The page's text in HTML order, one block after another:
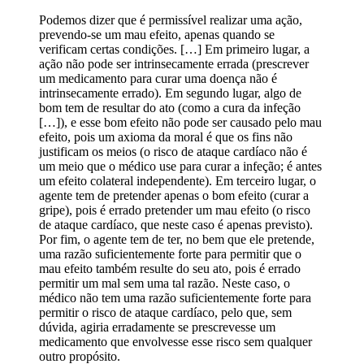
Podemos dizer que é permissível realizar uma ação,
prevendo-se um mau efeito, apenas quando se
verificam certas condições. […] Em primeiro lugar, a
ação não pode ser intrinsecamente errada (prescrever
um medicamento para curar uma doença não é
intrinsecamente errado). Em segundo lugar, algo de
bom tem de resultar do ato (como a cura da infeção
[…]), e esse bom efeito não pode ser causado pelo mau
efeito, pois um axioma da moral é que os fins não
justificam os meios (o risco de ataque cardíaco não é
um meio que o médico use para curar a infeção; é antes
um efeito colateral independente). Em terceiro lugar, o
agente tem de pretender apenas o bom efeito (curar a
gripe), pois é errado pretender um mau efeito (o risco
de ataque cardíaco, que neste caso é apenas previsto).
Por fim, o agente tem de ter, no bem que ele pretende,
uma razão suficientemente forte para permitir que o
mau efeito também resulte do seu ato, pois é errado
permitir um mal sem uma tal razão. Neste caso, o
médico não tem uma razão suficientemente forte para
permitir o risco de ataque cardíaco, pelo que, sem
dúvida, agiria erradamente se prescrevesse um
medicamento que envolvesse esse risco sem qualquer
outro propósito.